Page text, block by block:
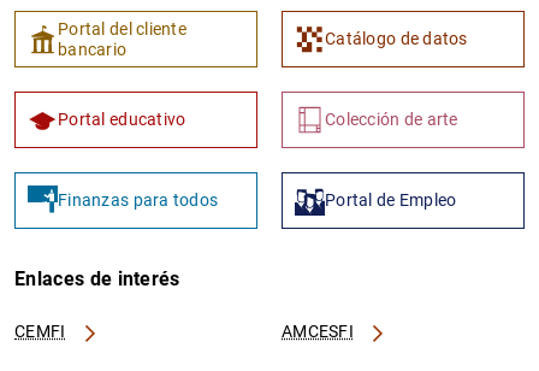
Portal del cliente
bancario
Catálogo de datos
Portal educativo Colección de arte
Finanzas para todos Portal de Empleo
Enlaces de interés
CEMFI AMCESFI